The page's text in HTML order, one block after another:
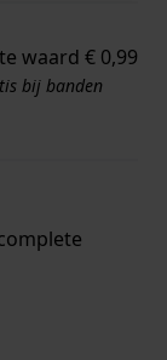
waard € 0,99
bij banden